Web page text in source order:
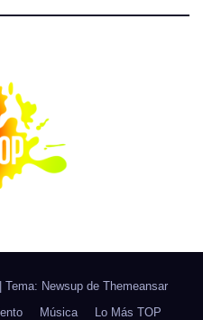
Tema: Newsup de Themeansar
Música Lo Más TOP